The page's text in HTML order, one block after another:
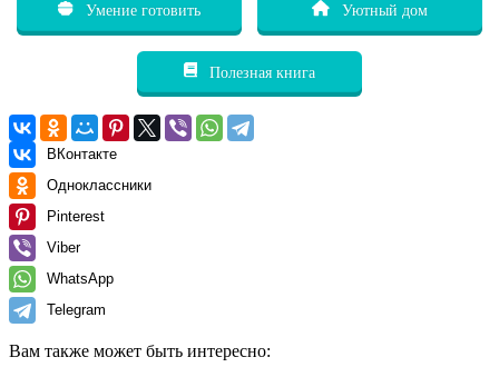
Умение готовить Уютный дом
Полезная книга
ВКонтакте
Одноклассники
Pinterest
Viber
WhatsApp
Telegram
Вам также может быть интересно: